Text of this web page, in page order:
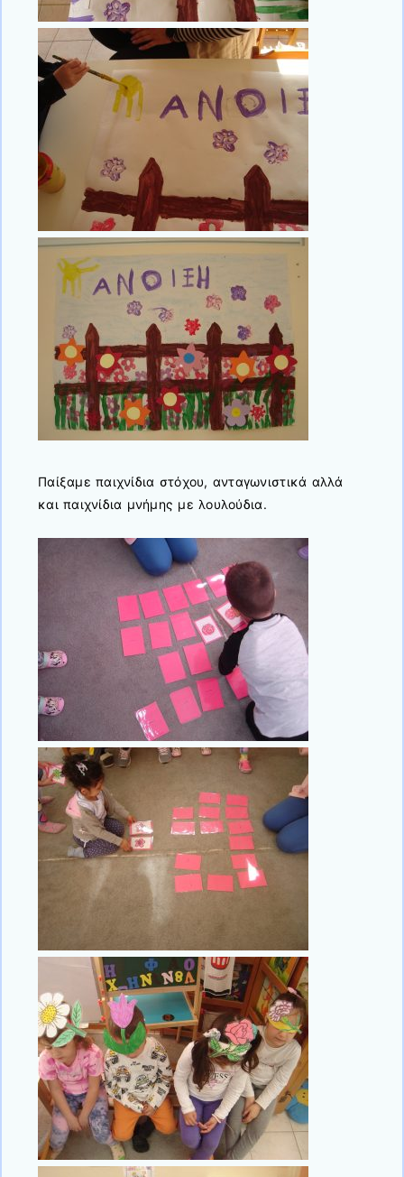
Παίξαμε παιχνίδια στόχου, ανταγωνιστικά αλλά
και παιχνίδια μνήμης με λουλούδια.